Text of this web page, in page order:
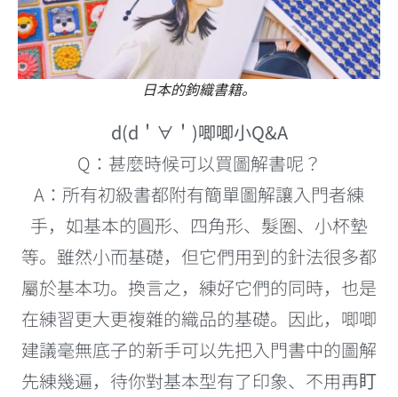
日本的鉤織書籍。
d(d＇∀＇)唧唧小Q&A
Q：甚麼時候可以買圖解書呢？
A：所有初級書都附有簡單圖解讓入門者練
手，如基本的圓形、四角形、髮圈、小杯墊
等。雖然小而基礎，但它們用到的針法很多都
屬於基本功。換言之，練好它們的同時，也是
在練習更大更複雜的織品的基礎。因此，唧唧
建議毫無底子的新手可以先把入門書中的圖解
先練幾遍，待你對基本型有了印象、不用再盯